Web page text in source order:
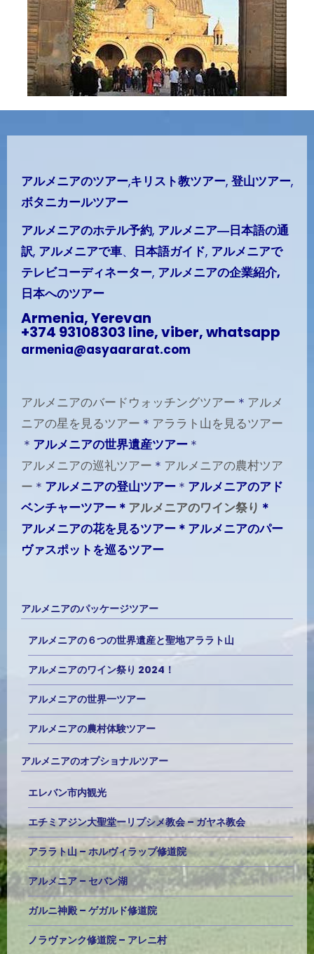
アルメニアのツアー,キリスト教ツアー, 登山ツアー,
ボタニカールツアー
アルメニアのホテル予約, アルメニア―日本語の通
訳, アルメニアで車、 日本語ガイド, アルメニアで
テレビコーディネーター, アルメニアの企業紹介,
日本へのツアー
Armenia, Yerevan
+374 93108303 line, viber, whatsapp
armenia@asyaararat.com
アルメニアのバードウォッチングツアー ＊ アルメ
ニアの星を見るツアー ＊ アララト山を見るツアー
＊ アルメニアの世界遺産ツアー ＊
アルメニアの巡礼ツアー ＊ アルメニアの農村ツア
ー ＊ アルメニアの登山ツアー ＊ アルメニアのアド
ベンチャーツアー＊ アルメニアのワイン祭り ＊
アルメニアの花を見るツアー＊アルメニアのパー
ヴァスポットを巡るツアー
アルメニアのパッケージツアー
アルメニアの６つの世界遺産と聖地アララト山
アルメニアのワイン祭り 2024！
アルメニアの世界一ツアー
アルメニアの農村体験ツアー
アルメニアのオプショナルツアー
エレバン市内観光
エチミアジン大聖堂ーリプシメ教会 – ガヤネ教会
アララト山 – ホルヴィラップ修道院
アルメニア – セバン湖
ガルニ神殿 – ゲガルド修道院
ノラヴァンク修道院 – アレニ村